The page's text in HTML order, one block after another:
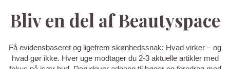
Bliv en del af Beautyspace
Få evidensbaseret og ligefrem skønhedssnak: Hvad virker – og
hvad gør ikke. Hver uge modtager du 2-3 aktuelle artikler med